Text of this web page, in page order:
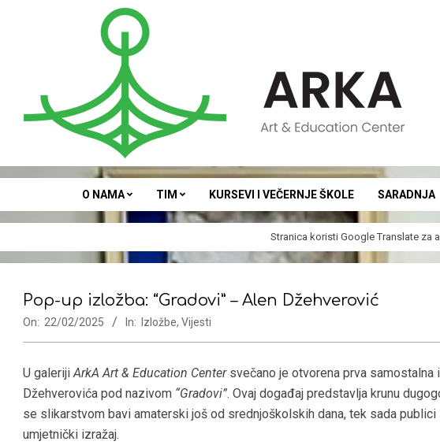
ARKA
O NAMA TIM KURSEVI I VEČERNJE ŠKOLE SARADNJA
Stranica koristi Google Translateza
Pop-up izložba: “Gradovi” – Alen Džehverović
On: 22/02/2025 In: Izložbe, Vijesti
U galerijiArkA Art & Education Centersvečano je otvorena prva samostalna
Džehverovića pod nazivom “Gradovi”. Ovaj događaj predstavlja krunu
se slikarstvom bavi amaterski još od srednjoškolskih dana, tek sada
umjetnički izražaj.